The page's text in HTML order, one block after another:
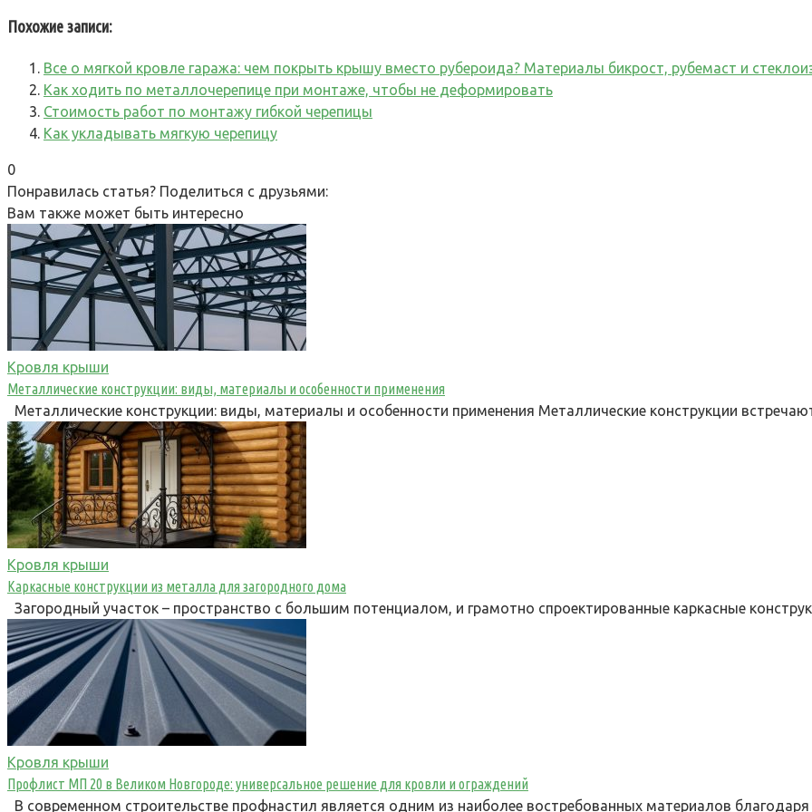
Похожие записи:
Все о мягкой кровле гаража: чем покрыть крышу вместо рубероида? Материалы бикрост, рубемаст и
Как ходить по металлочерепице при монтаже, чтобы не деформировать
Стоимость работ по монтажу гибкой черепицы
Как укладывать мягкую черепицу
0
Понравилась статья? Поделиться с друзьями:
Вам также может быть интересно
Кровля крыши
Металлические конструкции: виды, материалы и особенности применения
Металлические конструкции: виды, материалы и особенности применения Металлические конструкции
Кровля крыши
Каркасные конструкции из металла для загородного дома
Загородный участок – пространство с большим потенциалом, и грамотно спроектированные каркасные
Кровля крыши
Профлист МП 20 в Великом Новгороде: универсальное решение для кровли и ограждений
В современном строительстве профнастил является одним из наиболее востребованных материалов благодаря